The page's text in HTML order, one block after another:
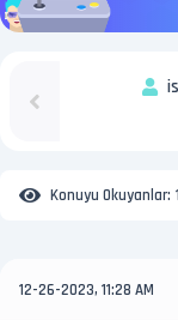
Konuyu Okuyanlar:
12-26-2023, 11:28 AM